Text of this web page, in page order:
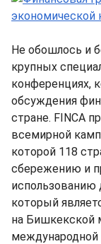
Не обошлось и
крупных
конференциях,
обсуждения
стране. FINCA
всемирной
которой 118
сбережению и
использованию
который
на Бишкекской